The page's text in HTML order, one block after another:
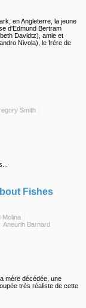
en Angleterre, la jeune
d'Edmund Bertram
Davidtz), amie et
Nivola), le frère de
Smith
Fishes
Molina
Aneurin Barnard
mère décédée, une
très réaliste de cette